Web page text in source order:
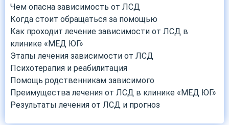
Чем опасна зависимость от ЛСД
Когда стоит обращаться за помощью
Как проходит лечение зависимости от ЛСД в
клинике «МЕД ЮГ»
Этапы лечения зависимости от ЛСД
Психотерапия и реабилитация
Помощь родственникам зависимого
Преимущества лечения от ЛСД в клинике «МЕД ЮГ»
Результаты лечения от ЛСД и прогноз